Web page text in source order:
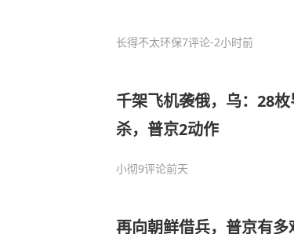
长得不太环保7评论-2小时前
千架飞机袭俄，乌：28
杀，普京2动作
小彻9评论前天
再向朝鲜借兵，普京有多